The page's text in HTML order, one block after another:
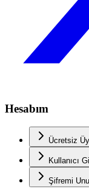
Hesabım
Ücretsiz
Kullanıcı
Şifremi